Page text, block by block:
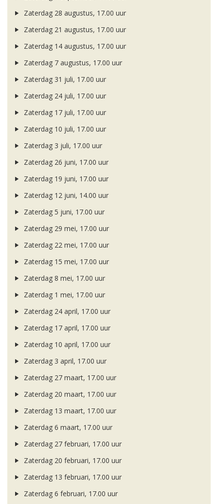
Zaterdag 28 augustus, 17.00 uur
Zaterdag 21 augustus, 17.00 uur
Zaterdag 14 augustus, 17.00 uur
Zaterdag 7 augustus, 17.00 uur
Zaterdag 31 juli, 17.00 uur
Zaterdag 24 juli, 17.00 uur
Zaterdag 17 juli, 17.00 uur
Zaterdag 10 juli, 17.00 uur
Zaterdag 3 juli, 17.00 uur
Zaterdag 26 juni, 17.00 uur
Zaterdag 19 juni, 17.00 uur
Zaterdag 12 juni, 14.00 uur
Zaterdag 5 juni, 17.00 uur
Zaterdag 29 mei, 17.00 uur
Zaterdag 22 mei, 17.00 uur
Zaterdag 15 mei, 17.00 uur
Zaterdag 8 mei, 17.00 uur
Zaterdag 1 mei, 17.00 uur
Zaterdag 24 april, 17.00 uur
Zaterdag 17 april, 17.00 uur
Zaterdag 10 april, 17.00 uur
Zaterdag 3 april, 17.00 uur
Zaterdag 27 maart, 17.00 uur
Zaterdag 20 maart, 17.00 uur
Zaterdag 13 maart, 17.00 uur
Zaterdag 6 maart, 17.00 uur
Zaterdag 27 februari, 17.00 uur
Zaterdag 20 februari, 17.00 uur
Zaterdag 13 februari, 17.00 uur
Zaterdag 6 februari, 17.00 uur